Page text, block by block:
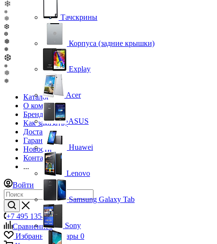
❄
❅
❅
❆
❆
❅
❅
❆
❅
❅
❅
Каталог
О компании
Бренды
Как заказать?
Доставка
Гарантия
Новости
Контакты
...
Войти
+7 495 135-39-43
Сравнение0
Избранные товары 0
Тачскрины
Корпуса (задние крышки)
Explay
Acer
ASUS
Huawei
Lenovo
Samsung Galaxy Tab
Sony